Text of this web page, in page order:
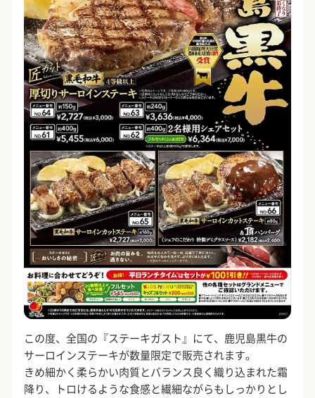
この度、全国の『ステーキガスト』にて、鹿児島黒牛の
サーロインステーキが数量限定で販売されます。
きめ細かく柔らかい肉質とバランス良く織り込まれた霜
降り、トロけるような食感と繊細ながらもしっかりとし